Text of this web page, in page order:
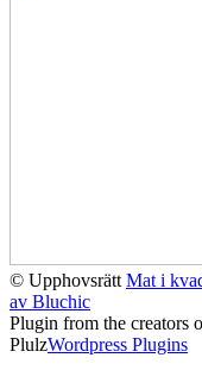
© Upphovsrätt Mat i
av Bluchic
Plugin from the creators
PlulzWordpress Plugins